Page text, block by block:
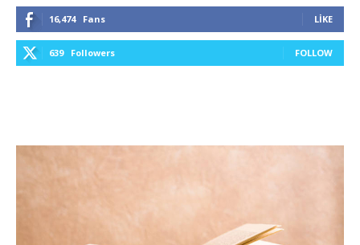
16,474 Fans LIKE
639 Followers FOLLOW